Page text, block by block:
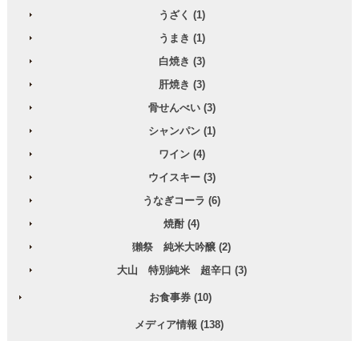
うざく (1)
うまき (1)
白焼き (3)
肝焼き (3)
骨せんべい (3)
シャンパン (1)
ワイン (4)
ウイスキー (3)
うなぎコーラ (6)
焼酎 (4)
獺祭 純米大吟醸 (2)
大山 特別純米 超辛口 (3)
お食事券 (10)
メディア情報 (138)